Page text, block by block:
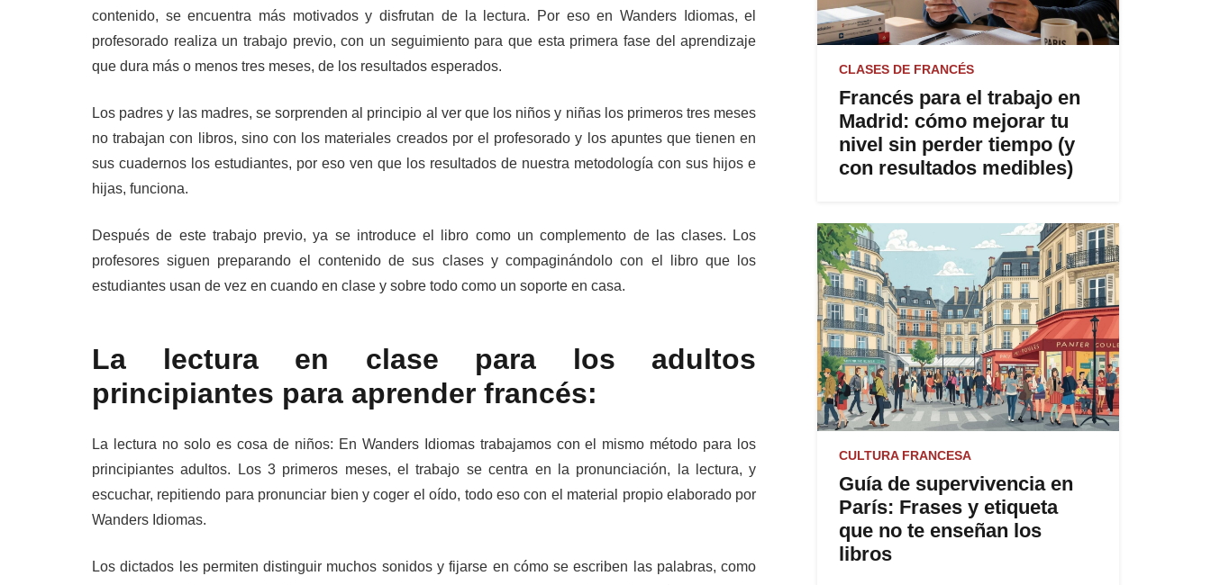
contenido, se encuentra más motivados y disfrutan de la lectura. Por eso en Wanders Idiomas, el
profesorado realiza un trabajo previo, con un seguimiento para que esta primera fase del aprendizaje
que dura más o menos tres meses, de los resultados esperados.
Los padres y las madres, se sorprenden al principio al ver que los niños y niñas los primeros tres meses
no trabajan con libros, sino con los materiales creados por el profesorado y los apuntes que tienen en
sus cuadernos los estudiantes, por eso ven que los resultados de nuestra metodología con sus hijos e
hijas, funciona.
Después de este trabajo previo, ya se introduce el libro como un complemento de las clases. Los
profesores siguen preparando el contenido de sus clases y compaginándolo con el libro que los
estudiantes usan de vez en cuando en clase y sobre todo como un soporte en casa.
La lectura en clase para los adultos
principiantes para aprender francés:
La lectura no solo es cosa de niños: En Wanders Idiomas trabajamos con el mismo método para los
principiantes adultos. Los 3 primeros meses, el trabajo se centra en la pronunciación, la lectura, y
escuchar, repitiendo para pronunciar bien y coger el oído, todo eso con el material propio elaborado por
Wanders Idiomas.
Los dictados les permiten distinguir muchos sonidos y fijarse en cómo se escriben las palabras, como
CLASES DE FRANCÉS
Francés para el trabajo en
Madrid: cómo mejorar tu
nivel sin perder tiempo (y
con resultados medibles)
CULTURA FRANCESA
Guía de supervivencia en
París: Frases y etiqueta
que no te enseñan los
libros